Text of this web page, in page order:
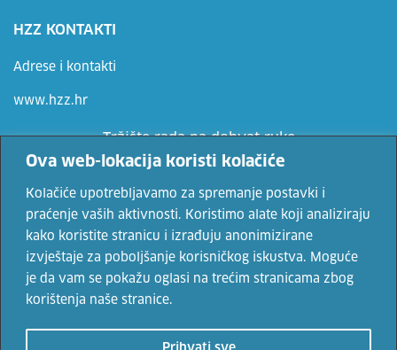
Ova web-lokacija koristi kolačiće
Kolačiće upotrebljavamo za spremanje postavki i
praćenje vaših aktivnosti. Koristimo alate koji analiziraju
kako koristite stranicu i izrađuju anonimizirane
izvještaje za poboljšanje korisničkog iskustva. Moguće
je da vam se pokažu oglasi na trećim stranicama zbog
korištenja naše stranice.
HZZ KONTAKTI
Adrese i kontakti
www.hzz.hr
Tržište rada na dohvat ruke
Ne propusti priliku, prijavi se
privatnosti.